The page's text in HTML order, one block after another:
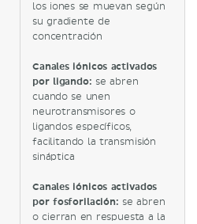
los iones se muevan según
su gradiente de
concentración
Canales iónicos activados
por ligando: se abren
cuando se unen
neurotransmisores o
ligandos específicos,
facilitando la transmisión
sináptica
Canales iónicos activados
por fosforilación: se abren
o cierran en respuesta a la